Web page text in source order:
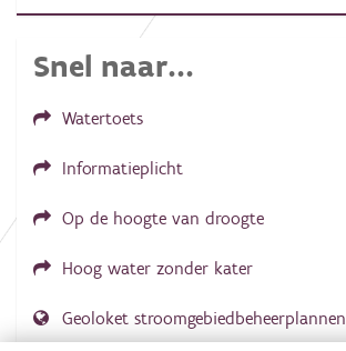
Snel naar...
Watertoets
Informatieplicht
Op de hoogte van droogte
Hoog water zonder kater
Geoloket stroomgebiedbeheerplannen